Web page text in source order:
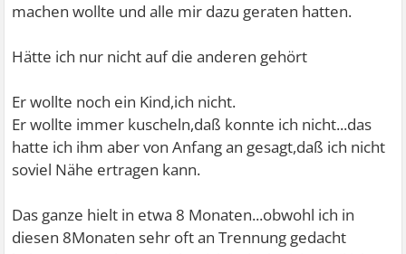
machen wollte und alle mir dazu geraten hatten.
Hätte ich nur nicht auf die anderen gehört
Er wollte noch ein Kind,ich nicht.
Er wollte immer kuscheln,daß konnte ich nicht...das
hatte ich ihm aber von Anfang an gesagt,daß ich nicht
soviel Nähe ertragen kann.
Das ganze hielt in etwa 8 Monaten...obwohl ich in
diesen 8Monaten sehr oft an Trennung gedacht